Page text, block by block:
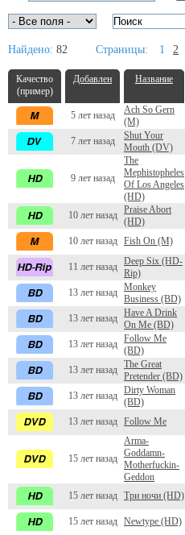
Найдено: 82 Страницы: 1 2
Качество
(пример)
Добавлен Название
5 лет назад
Ach So Gern
(M)
7 лет назад
Shut Your
Mouth (DV)
9 лет назад
The
Mephistopheles
Of Los Angeles
(HD)
10 лет назад
Praise Abort
(HD)
10 лет назад
Fish On (M)
11 лет назад
Deep Six (HD-
Rip)
13 лет назад
Monkey
Business (BD)
13 лет назад
Have A Drink
On Me (BD)
13 лет назад
Follow Me
(BD)
13 лет назад
The Great
Pretender (BD)
13 лет назад
Dirty Woman
(BD)
13 лет назад
Follow Me
15 лет назад
Arma-
Goddamn-
Motherfuckin-
Geddon
15 лет назад Три ночи (HD)
15 лет назад
Newtype (HD)